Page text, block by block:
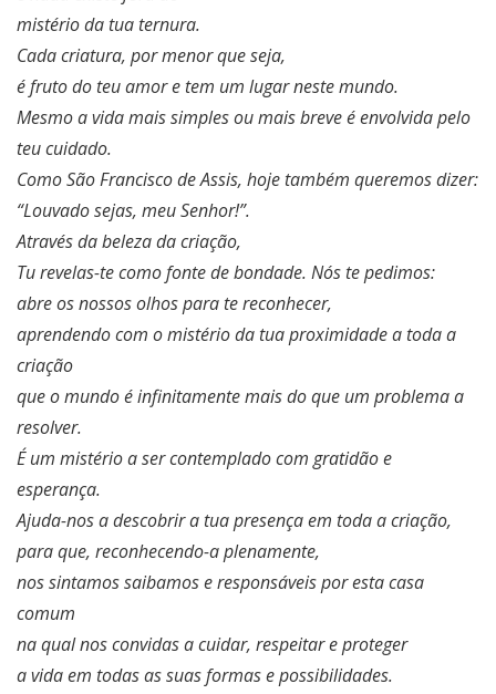
mistério da tua ternura.
Cada criatura, por menor que seja,
é fruto do teu amor e tem um lugar neste mundo.
Mesmo a vida mais simples ou mais breve é envolvida pelo
teu cuidado.
Como São Francisco de Assis, hoje também queremos dizer:
“Louvado sejas, meu Senhor!”.
Através da beleza da criação,
Tu revelas-te como fonte de bondade. Nós te pedimos:
abre os nossos olhos para te reconhecer,
aprendendo com o mistério da tua proximidade a toda a
criação
que o mundo é infinitamente mais do que um problema a
resolver.
É um mistério a ser contemplado com gratidão e
esperança.
Ajuda-nos a descobrir a tua presença em toda a criação,
para que, reconhecendo-a plenamente,
nos sintamos saibamos e responsáveis por esta casa
comum
na qual nos convidas a cuidar, respeitar e proteger
a vida em todas as suas formas e possibilidades.